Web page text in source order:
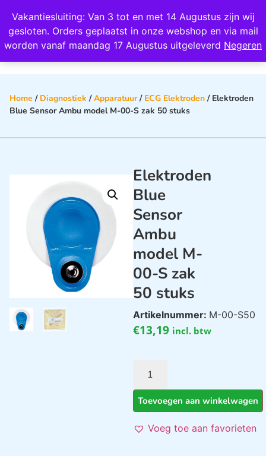
Vakantiesluiting: Van 3 tot en met 14 Augustus zijn wij
gesloten. Orders geplaatst in onze webshop en via mail
worden vanaf maandag 17 Augustus uitgeleverd Negeren
Wij scoren een 4,8 op Google
Home / Diagnostiek /Apparatuur/ ECG Elektroden / Elektroden
Blue Sensor Ambu model M-00-S zak 50 stuks
Elektroden
Blue
Sensor
Ambu
model M-
00-S zak
50 stuks
Artikelnummer: M-00-S50
€13,19 incl. btw
Toevoegen aan winkelwagen
Voeg toe aan favorieten